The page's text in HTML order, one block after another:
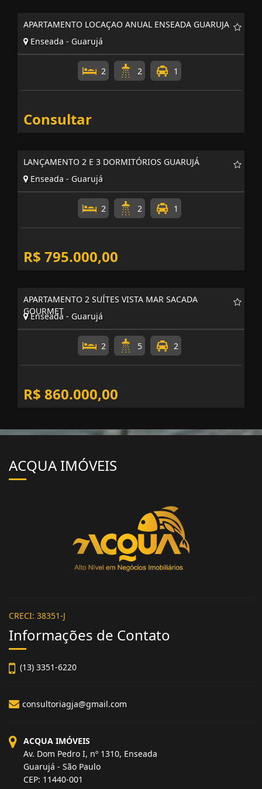
APARTAMENTO LOCAÇAO ANUAL ENSEADA GUARUJA
Enseada - Guarujá
2 2 1
Consultar
LANÇAMENTO 2 E 3 DORMITÓRIOS GUARUJÁ
Enseada - Guarujá
2 2 1
R$ 795.000,00
APARTAMENTO 2 SUÍTES VISTA MAR SACADA
GOURMET
Enseada - Guarujá
2 5 2
R$ 860.000,00
ACQUA IMÓVEIS
CRECI: 38351-J
Informações de Contato
(13) 3351-6220
consultoriagja@gmail.com
ACQUA IMÓVEIS
Av. Dom Pedro I, nº 1310, Enseada
Guarujá - São Paulo
CEP: 11440-001